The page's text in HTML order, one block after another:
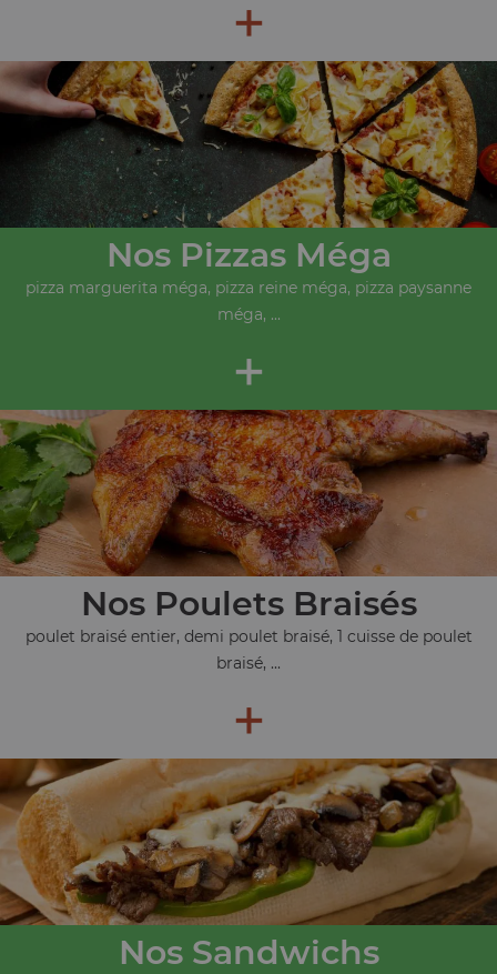
+
Nos Pizzas Méga
pizza marguerita méga, pizza reine méga, pizza paysanne
méga, ...
+
Nos Poulets Braisés
poulet braisé entier, demi poulet braisé, 1 cuisse de poulet
braisé, ...
+
Nos Sandwichs